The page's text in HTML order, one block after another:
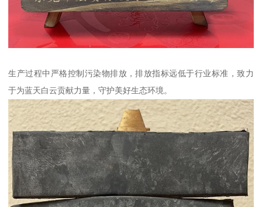
生产过程中严格控制污染物排放，排放指标远低于行业标准，致力
于为蓝天白云贡献力量，守护美好生态环境。